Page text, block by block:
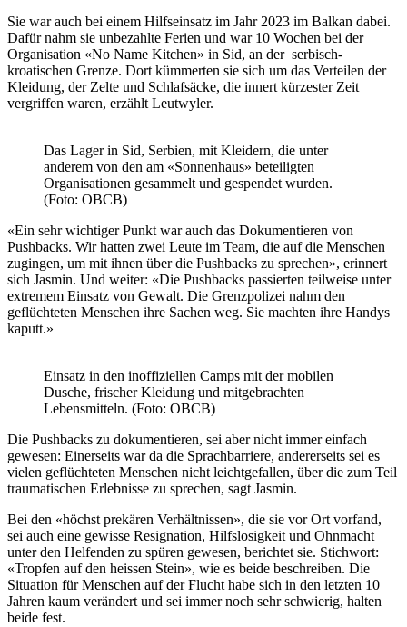
Sie war auch bei einem Hilfseinsatz im Jahr 2023 im Balkan dabei.
Dafür nahm sie unbezahlte Ferien und war 10 Wochen bei der
Organisation «No Name Kitchen» in Sid, an der serbisch-
kroatischen Grenze. Dort kümmerten sie sich um das Verteilen der
Kleidung, der Zelte und Schlafsäcke, die innert kürzester Zeit
vergriffen waren, erzählt Leutwyler.
Das Lager in Sid, Serbien, mit Kleidern, die unter
anderem von den am «Sonnenhaus» beteiligten
Organisationen gesammelt und gespendet wurden.
(Foto: OBCB)
«Ein sehr wichtiger Punkt war auch das Dokumentieren von
Pushbacks. Wir hatten zwei Leute im Team, die auf die Menschen
zugingen, um mit ihnen über die Pushbacks zu sprechen», erinnert
sich Jasmin. Und weiter: «Die Pushbacks passierten teilweise unter
extremem Einsatz von Gewalt. Die Grenzpolizei nahm den
geflüchteten Menschen ihre Sachen weg. Sie machten ihre Handys
kaputt.»
Einsatz in den inoffiziellen Camps mit der mobilen
Dusche, frischer Kleidung und mitgebrachten
Lebensmitteln. (Foto: OBCB)
Die Pushbacks zu dokumentieren, sei aber nicht immer einfach
gewesen: Einerseits war da die Sprachbarriere, andererseits sei es
vielen geflüchteten Menschen nicht leichtgefallen, über die zum Teil
traumatischen Erlebnisse zu sprechen, sagt Jasmin.
Bei den «höchst prekären Verhältnissen», die sie vor Ort vorfand,
sei auch eine gewisse Resignation, Hilfslosigkeit und Ohnmacht
unter den Helfenden zu spüren gewesen, berichtet sie. Stichwort:
«Tropfen auf den heissen Stein», wie es beide beschreiben. Die
Situation für Menschen auf der Flucht habe sich in den letzten 10
Jahren kaum verändert und sei immer noch sehr schwierig, halten
beide fest.